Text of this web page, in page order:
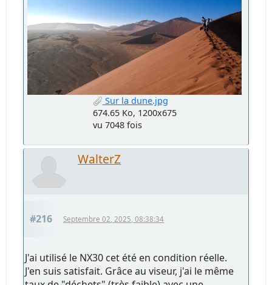
Sur la dune.jpg
674.65 Ko, 1200x675
vu 7048 fois
WalterZ
#216 Septembre 02, 2025, 08:38:34
J'ai utilisé le NX30 cet été en condition réelle.
J'en suis satisfait. Grâce au viseur, j'ai le même